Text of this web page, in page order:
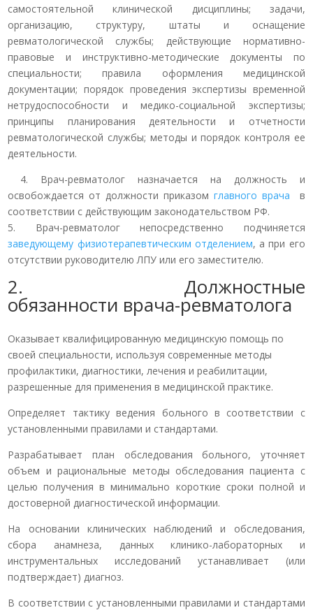
самостоятельной клинической дисциплины; задачи,
организацию, структуру, штаты и оснащение
ревматологической службы; действующие нормативно-
правовые и инструктивно-методические документы по
специальности; правила оформления медицинской
документации; порядок проведения экспертизы временной
нетрудоспособности и медико-социальной экспертизы;
принципы планирования деятельности и отчетности
ревматологической службы; методы и порядок контроля ее
деятельности.
4. Врач-ревматолог назначается на должность и
освобождается от должности приказом главного врача в
соответствии с действующим законодательством РФ.
5. Врач-ревматолог непосредственно подчиняется
заведующему физиотерапевтическим отделением, а при его
отсутствии руководителю ЛПУ или его заместителю.
2. Должностные
обязанности врача-ревматолога
Оказывает квалифицированную медицинскую помощь по
своей специальности, используя современные методы
профилактики, диагностики, лечения и реабилитации,
разрешенные для применения в медицинской практике.
Определяет тактику ведения больного в соответствии с
установленными правилами и стандартами.
Разрабатывает план обследования больного, уточняет
объем и рациональные методы обследования пациента с
целью получения в минимально короткие сроки полной и
достоверной диагностической информации.
На основании клинических наблюдений и обследования,
сбора анамнеза, данных клинико-лабораторных и
инструментальных исследований устанавливает (или
подтверждает) диагноз.
В соответствии с установленными правилами и стандартами